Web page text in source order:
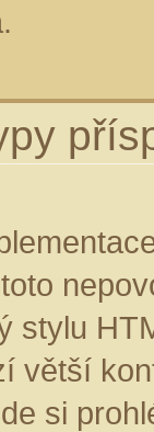
stylu
větší
si